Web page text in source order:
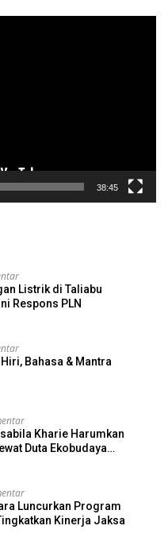
38:45
Listrik di Taliabu
Respons PLN
Bahasa & Mantra
Kharie Harumkan
Duta Ekobudaya
Luncurkan Program
Kinerja Jaksa